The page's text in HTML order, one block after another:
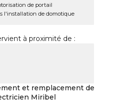
de portail
l'installation de domotique
à proximité de :
et remplacement de
Miribel